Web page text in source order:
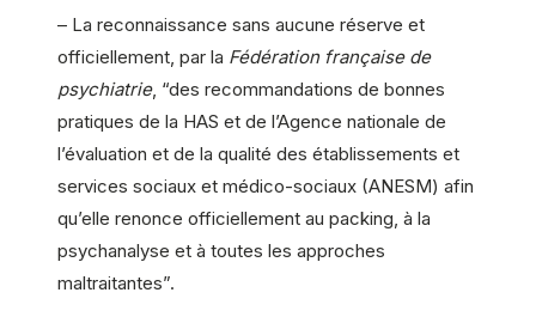
– La reconnaissance sans aucune réserve et
officiellement, par la Fédération française de
psychiatrie, “des recommandations de bonnes
pratiques de la HAS et de l’Agence nationale de
l’évaluation et de la qualité des établissements et
services sociaux et médico-sociaux (ANESM) afin
qu’elle renonce officiellement au packing, à la
psychanalyse et à toutes les approches
maltraitantes”.